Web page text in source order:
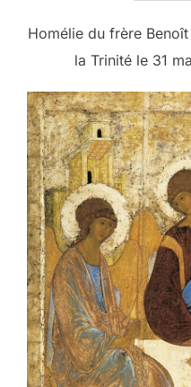
Homélie du frère
la Trinité le 31